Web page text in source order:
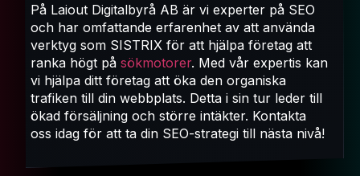
På Laiout Digitalbyrå AB är vi experter på SEO
och har omfattande erfarenhet av att använda
verktyg som SISTRIX för att hjälpa företag att
ranka högt på sökmotorer. Med vår expertis kan
vi hjälpa ditt företag att öka den organiska
trafiken till din webbplats. Detta i sin tur leder till
ökad försäljning och större intäkter. Kontakta
oss idag för att ta din SEO-strategi till nästa nivå!